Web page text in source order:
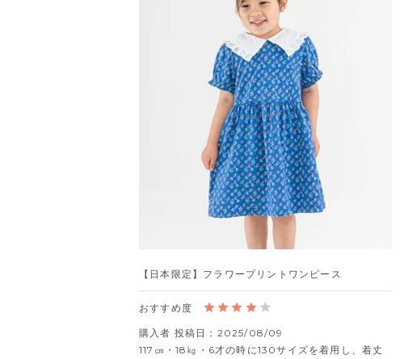
【日本限定】フラワープリントワンピース
購入者 投稿日
2025/08/09
117㎝・18㎏・6才の時に130サイズを着用し、着丈